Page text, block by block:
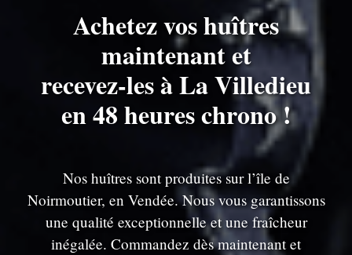
Achetez vos huîtres
maintenant et
recevez-les à La Villedieu
en 48 heures chrono !
Nos huîtres sont produites sur l’île de
Noirmoutier, en Vendée. Nous vous garantissons
une qualité exceptionnelle et une fraîcheur
inégalée. Commandez dès maintenant et